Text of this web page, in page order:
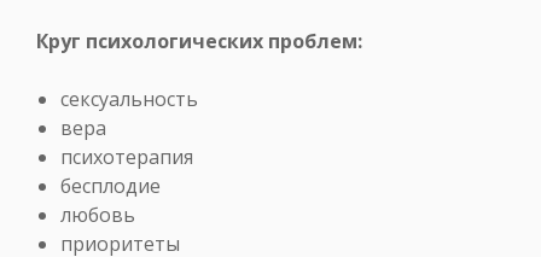
Круг психологических проблем:
сексуальность
вера
психотерапия
бесплодие
любовь
приоритеты